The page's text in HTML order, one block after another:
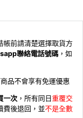
帳前請清楚選擇取貨方
聯絡電話號碼 ，如
品不會享有免運優惠
一次 ，所有同日重覆交
費後退回，並不是全數